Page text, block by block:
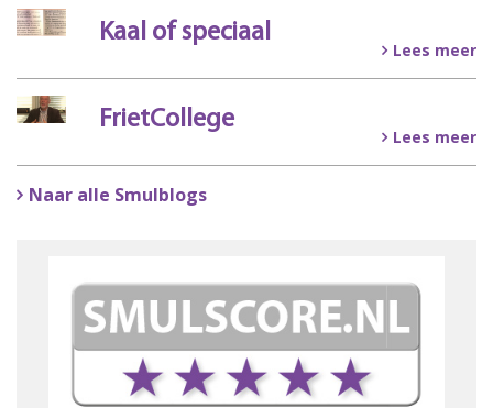
Kaal of speciaal
Lees meer
FrietCollege
Lees meer
Naar alle Smulblogs